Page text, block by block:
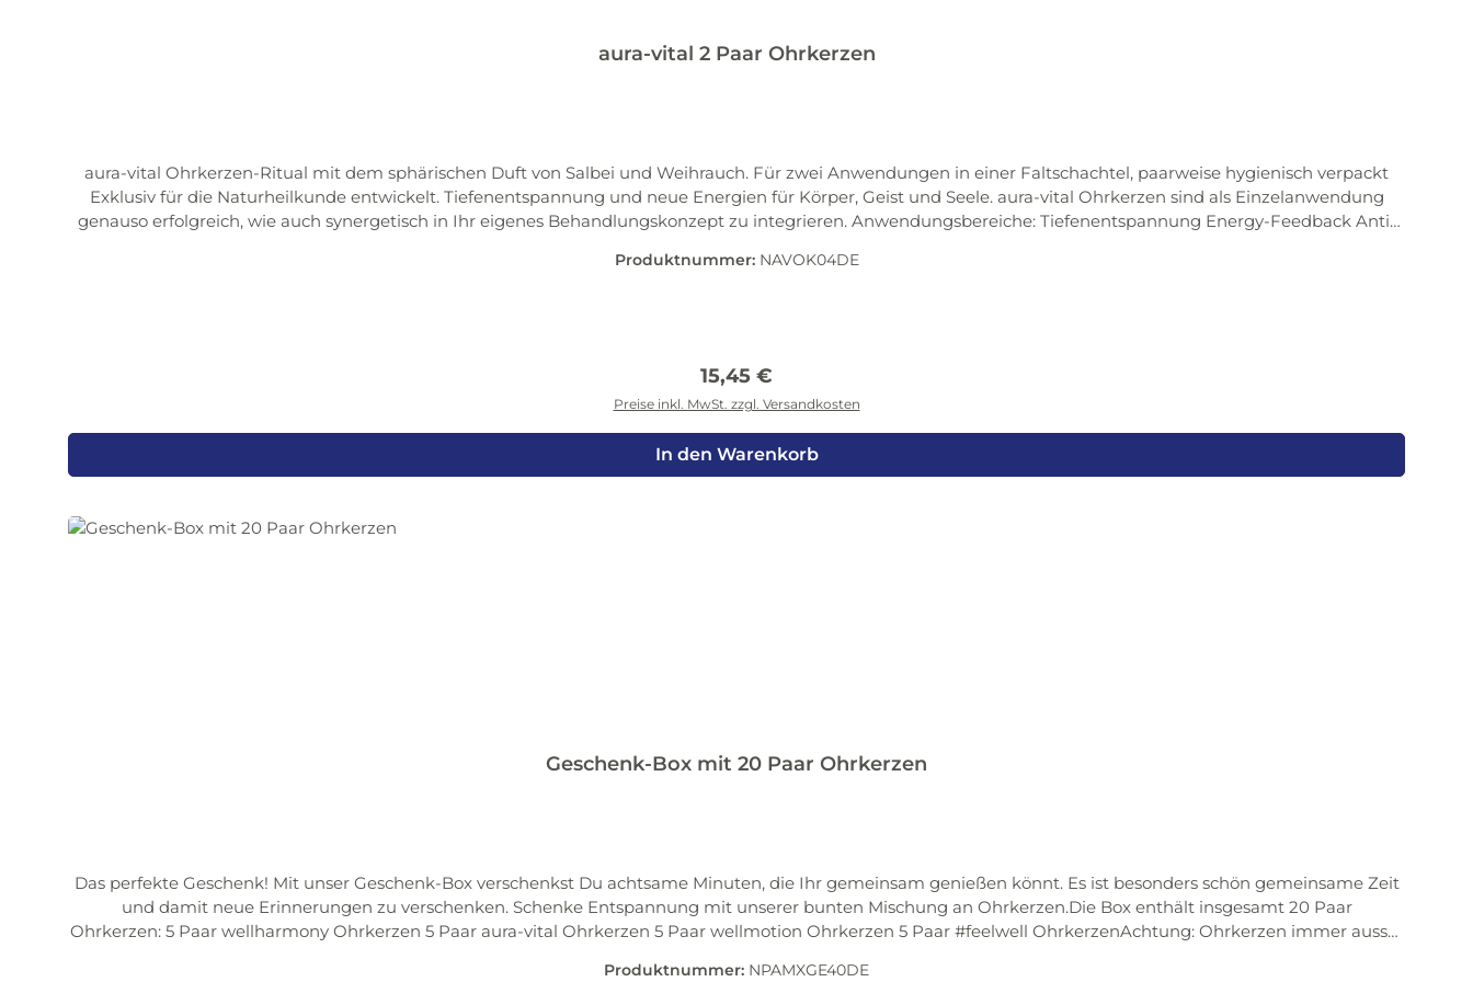
aura-vital 2 Paar Ohrkerzen
aura-vital Ohrkerzen-Ritual mit dem sphärischen Duft von Salbei und Weihrauch. Für zwei Anwendungen in einer Faltschachtel, paarweise hygienisch verpackt
Exklusiv für die Naturheilkunde entwickelt. Tiefenentspannung und neue Energien für Körper, Geist und Seele. aura-vital Ohrkerzen sind als Einzelanwendung
genauso erfolgreich, wie auch synergetisch in Ihr eigenes Behandlungskonzept zu integrieren. Anwendungsbereiche: Tiefenentspannung Energy-Feedback Anti-
Qualität ist unser oberstes Ziel.
Produktnummer: NAVOK04DE
Regulärer Preis:
15,45 €
Preise inkl. MwSt. zzgl. Versandkosten
In den Warenkorb
Geschenk-Box mit 20 Paar Ohrkerzen
Das perfekte Geschenk! Mit unser Geschenk-Box verschenkst Du achtsame Minuten, die Ihr gemeinsam genießen könnt. Es ist besonders schön gemeinsame Zeit
und damit neue Erinnerungen zu verschenken. Schenke Entspannung mit unserer bunten Mischung an Ohrkerzen.Die Box enthält insgesamt 20 Paar
Ohrkerzen: 5 Paar wellharmony Ohrkerzen 5 Paar aura-vital Ohrkerzen 5 Paar wellmotion Ohrkerzen 5 Paar #feelwell OhrkerzenAchtung: Ohrkerzen immer ausser
Produktnummer: NPAMXGE40DE